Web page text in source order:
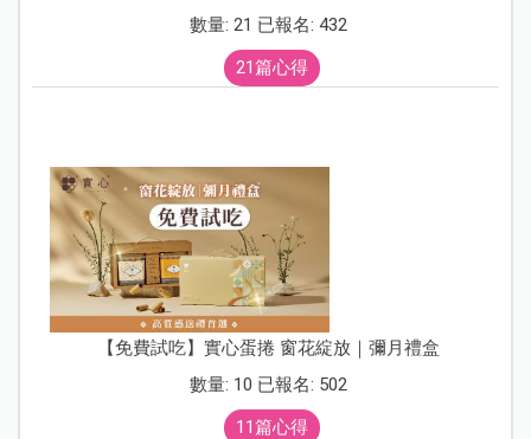
數量: 21 已報名: 432
21篇心得
【免費試吃】實心蛋捲 窗花綻放｜彌月禮盒
數量: 10 已報名: 502
11篇心得